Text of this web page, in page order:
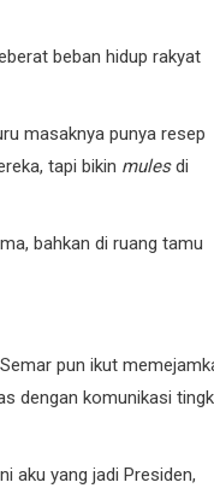
beban hidup rakyat
masaknya punya resep
tapi bikin mulesdi
bahkan di ruang tamu
pun ikut
dengan komunikasi
aku yang jadi Presiden,